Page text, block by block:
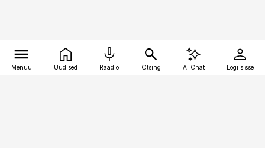
Menüü Uudised Raadio Otsing AI Chat Logi sisse